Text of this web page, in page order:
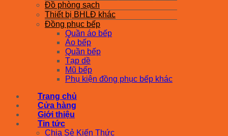
Đồ phòng sạch
Thiết bị BHLĐ khác
Đồng phục bếp
Quần áo bếp
Áo bếp
Quần bếp
Tạp dề
Mũ bếp
Phụ kiện đồng phục bếp khác
Trang chủ
Cửa hàng
Giới thiệu
Tin tức
Chia Sẻ Kiến Thức